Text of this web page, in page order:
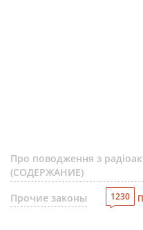
Про поводження з
(СОДЕРЖАНИЕ)
Прочие законы
1230